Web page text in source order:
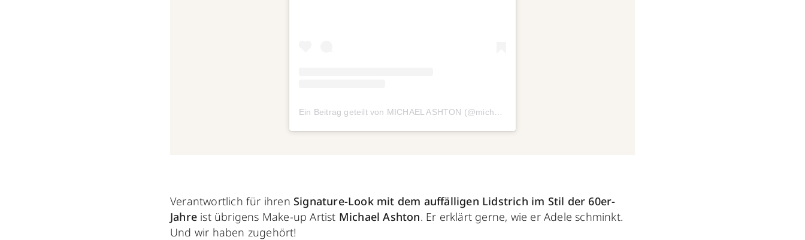
Verantwortlich für ihren Signature-Look mit dem auffälligen Lidstrich im Stil der 60er-
Jahre ist übrigens Make-up Artist Michael Ashton. Er erklärt gerne, wie er Adele schminkt.
Und wir haben zugehört!